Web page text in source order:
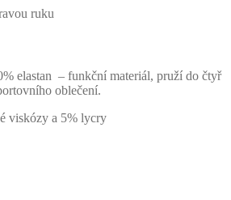
ruku
elastan – funkční materiál, pruží do čtyř
oblečení.
viskózy a 5% lycry